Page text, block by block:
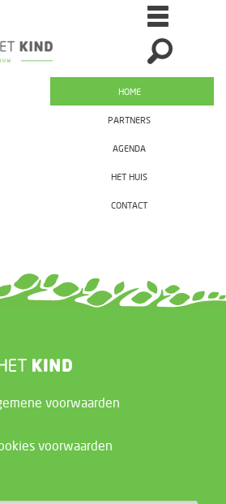
HOME
PARTNERS
AGENDA
HET HUIS
CONTACT
voorwaarden
voorwaarden